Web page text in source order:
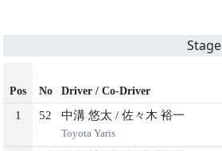
Stage
Pos No Driver / Co-Driver
1 52 中溝 悠太 / 佐々木 裕一
Toyota Yaris